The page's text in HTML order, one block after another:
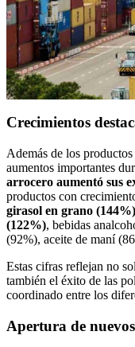
Crecimientos
Además de los
aumentos importantes
arrocero aumentó sus
productos con
girasol en grano
(122%), bebidas
(92%), aceite de maní
Estas cifras reflejan no
también el éxito de las
coordinado entre los
Apertura de